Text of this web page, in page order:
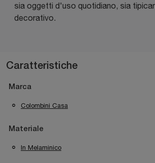
sia oggetti d'uso quotidiano, sia
decorativo.
Caratteristiche
Marca
Colombini Casa
Materiale
In Melaminico